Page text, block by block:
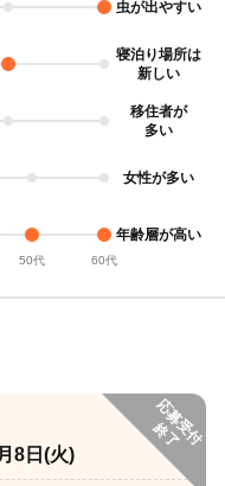
虫が出やすい
寝泊り場所は
移住者が
女性が多い
50代 60代
年齢層が高い
応
募
受
付
終
了
8日(火)